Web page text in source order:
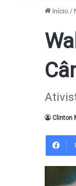
Início /
Clinton